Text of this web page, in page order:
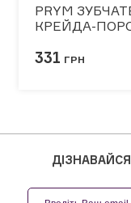
PRYM
КРЕЙДА-
331 ГРН